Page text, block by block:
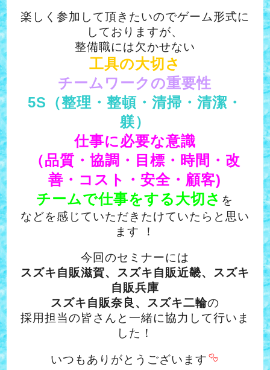
楽しく参加して頂きたいのでゲーム形式に
しておりますが、
整備職には欠かせない
工具の大切さ
チームワークの重要性
5S（整理・整頓・清掃・清潔・
躾）
仕事に必要な意識
（品質・協調・目標・時間・改
善・コスト・安全・顧客)
チームで仕事をする大切さ を
などを感じていただきたけていたらと思い
ます ！
今回のセミナーには
スズキ自販滋賀、 スズキ自販近畿、スズキ
自販兵庫
スズキ自販奈良、スズキ二輪の
採用担当の皆さんと一緒に協力して行いま
した！
いつもありがとうございます